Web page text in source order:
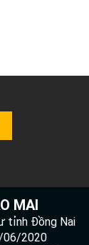
MAI
tỉnh Đồng Nai
06/2020